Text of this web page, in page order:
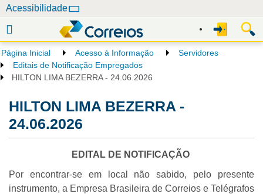
e
g
a
Acessibilidade
Página Inicial Acesso à Informação
Servidores
Editais de Notificação Empregados
HILTON LIMA BEZERRA - 24.06.2026
HILTON LIMA BEZERRA -
24.06.2026
EDITAL DE NOTIFICAÇÃO
Por encontrar-se em local não sabido, pelo presente
instrumento, a Empresa Brasileira de Correios e Telégrafos